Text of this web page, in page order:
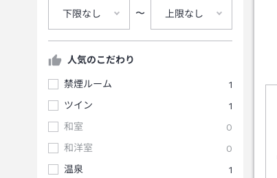
下限なし 〜 上限なし
人気のこだわり
禁煙ルーム
1
ツイン
1
和室
0
和洋室
0
温泉
1